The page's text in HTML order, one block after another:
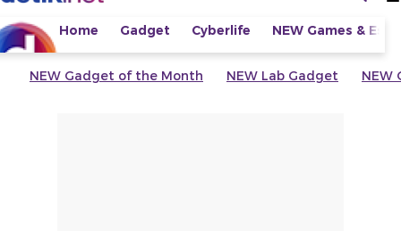
Home Gadget Cyberlife NEW Games &
NEW Gadget of the Month NEW Lab Gadget NEW